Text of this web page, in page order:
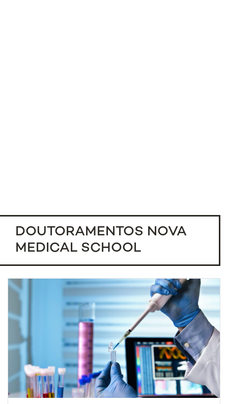
DOUTORAMENTOS NOVA
MEDICAL SCHOOL